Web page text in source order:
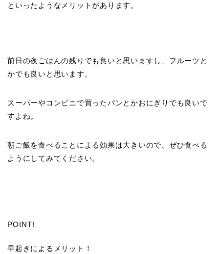
といったようなメリットがあります。
前日の夜ごはんの残りでも良いと思いますし、フルーツと
かでも良いと思います。
スーパーやコンビニで買ったパンとかおにぎりでも良いで
すよね。
朝ご飯を食べることによる効果は大きいので、ぜひ食べる
ようにしてみてください。
POINT!
早起きによるメリット！